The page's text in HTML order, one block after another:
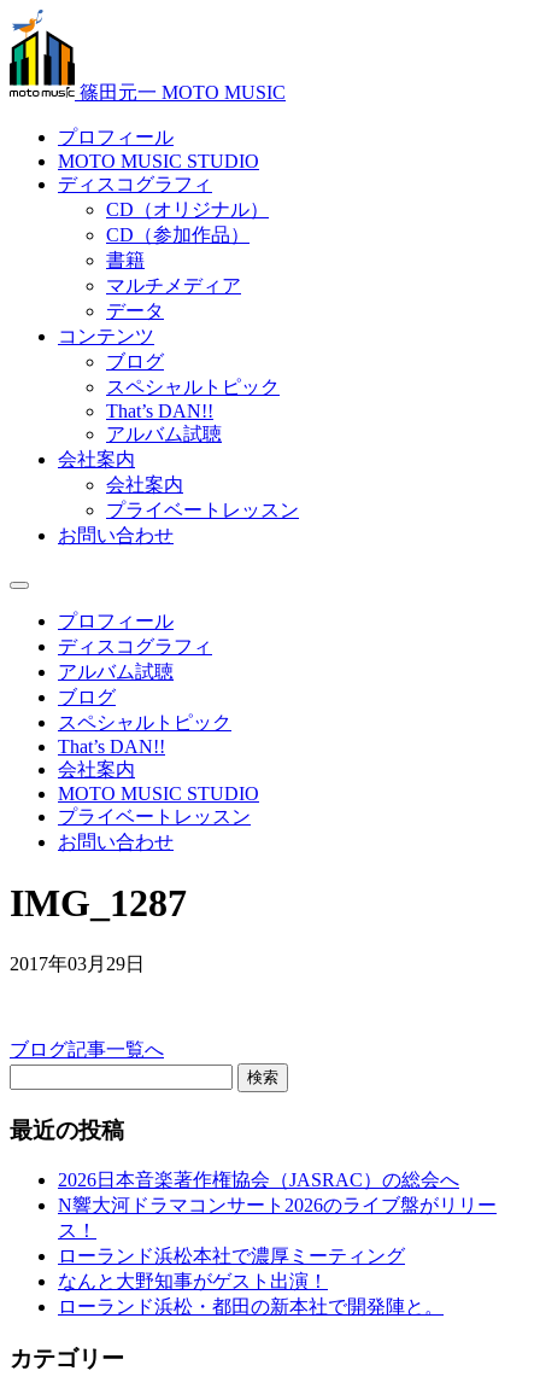
篠田元一 MOTO MUSIC
プロフィール
MOTO MUSIC STUDIO
ディスコグラフィ
CD（オリジナル）
CD（参加作品）
書籍
マルチメディア
データ
コンテンツ
ブログ
スペシャルトピック
That’s DAN!!
アルバム試聴
会社案内
会社案内
プライベートレッスン
お問い合わせ
プロフィール
ディスコグラフィ
アルバム試聴
ブログ
スペシャルトピック
That’s DAN!!
会社案内
MOTO MUSIC STUDIO
プライベートレッスン
お問い合わせ
IMG_1287
2017年03月29日
ブログ記事一覧へ
検索
最近の投稿
2026日本音楽著作権協会（JASRAC）の総会へ
N響大河ドラマコンサート2026のライブ盤がリリー
ス！
ローランド浜松本社で濃厚ミーティング
なんと大野知事がゲスト出演！
ローランド浜松・都田の新本社で開発陣と。
カテゴリー